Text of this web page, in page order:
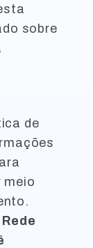
sobre
de
meio